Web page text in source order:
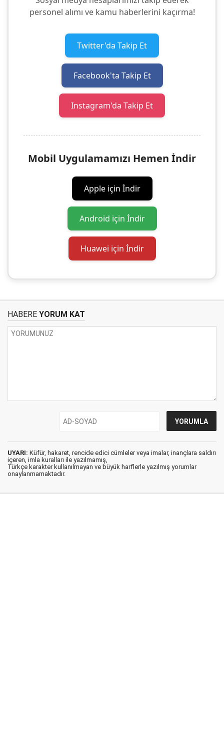
personel alımı ve kamu haberlerini kaçırma!
Twitter'da Takip Et
Facebook'ta Takip Et
Instagram'da Takip Et
Mobil Uygulamamızı Hemen İndir
Apple için İndir
Android için İndir
Huawei için İndir
HABERE YORUM KAT
UYARI: Küfür, hakaret, rencide edici cümleler veya imalar, inançlara saldırı
içeren, imla kuralları ile yazılmamış,
Türkçe karakter kullanılmayan ve büyük harflerle yazılmış yorumlar
onaylanmamaktadır.